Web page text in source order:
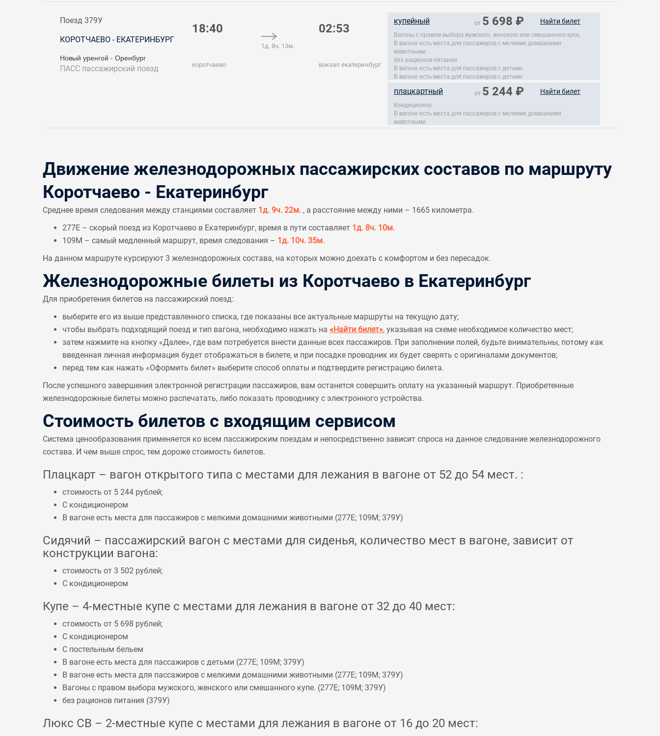
Поезд 379У
КОРОТЧАЕВО - ЕКАТЕРИНБУРГ
Новый уренгой - Оренбург
ПАСС пассажирский поезд
18:40
коротчаево
1д. 8ч. 13м.
02:53
вокзал екатеринбург
купейный от 5 698 ₽ Найти билет
Вагоны с правом выбора мужского, женского или смешанного купе.
В вагоне есть места для пассажиров с мелкими домашними
животными
без рационов питания
В вагоне есть места для пассажиров с детьми
В вагоне есть места для пассажиров с детьми
плацкартный от 5 244 ₽ Найти билет
Кондиционер
В вагоне есть места для пассажиров с мелкими домашними
животными
Движение железнодорожных пассажирских составов по маршруту
Коротчаево - Екатеринбург
Среднее время следования между станциями составляет 1д. 9ч. 22м. , а расстояние между ними – 1665 километра.
277Е – скорый поезд из Коротчаево в Екатеринбург, время в пути составляет 1д. 8ч. 10м.
109М – самый медленный маршрут, время следования – 1д. 10ч. 35м.
На данном маршруте курсируют 3 железнодорожных состава, на которых можно доехать с комфортом и без пересадок.
Железнодорожные билеты из Коротчаево в Екатеринбург
Для приобретения билетов на пассажирский поезд:
выберите его из выше представленного списка, где показаны все актуальные маршруты на текущую дату;
чтобы выбрать подходящий поезд и тип вагона, необходимо нажать на «Найти билет», указывая на схеме необходимое количество мест;
затем нажмите на кнопку «Далее», где вам потребуется внести данные всех пассажиров. При заполнении полей, будьте внимательны, потому как
введенная личная информация будет отображаться в билете, и при посадке проводник их будет сверять с оригиналами документов;
перед тем как нажать «Оформить билет» выберите способ оплаты и подтвердите регистрацию билета.
После успешного завершения электронной регистрации пассажиров, вам останется совершить оплату на указанный маршрут. Приобретенные
железнодорожные билеты можно распечатать, либо показать проводнику с электронного устройства.
Стоимость билетов с входящим сервисом
Система ценообразования применяется ко всем пассажирским поездам и непосредственно зависит спроса на данное следование железнодорожного
состава. И чем выше спрос, тем дороже стоимость билетов.
Плацкарт – вагон открытого типа с местами для лежания в вагоне от 52 до 54 мест. :
стоимость от 5 244 рублей;
С кондиционером
В вагоне есть места для пассажиров с мелкими домашними животными (277Е; 109М; 379У)
Сидячий – пассажирский вагон с местами для сиденья, количество мест в вагоне, зависит от
конструкции вагона:
стоимость от 3 502 рублей;
С кондиционером
Купе – 4-местные купе с местами для лежания в вагоне от 32 до 40 мест:
стоимость от 5 698 рублей;
С кондиционером
С постельным бельем
В вагоне есть места для пассажиров с детьми (277Е; 109М; 379У)
В вагоне есть места для пассажиров с мелкими домашними животными (277Е; 109М; 379У)
Вагоны с правом выбора мужского, женского или смешанного купе. (277Е; 109М; 379У)
без рационов питания (379У)
Люкс СВ – 2-местные купе с местами для лежания в вагоне от 16 до 20 мест: